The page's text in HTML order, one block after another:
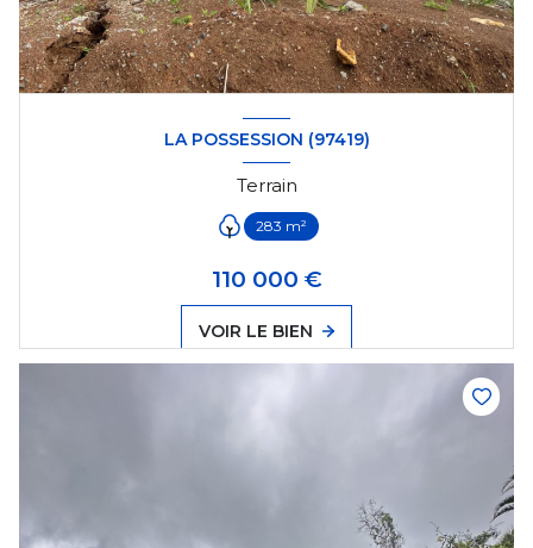
LA POSSESSION (97419)
Terrain
283 m²
110 000 €
VOIR LE BIEN